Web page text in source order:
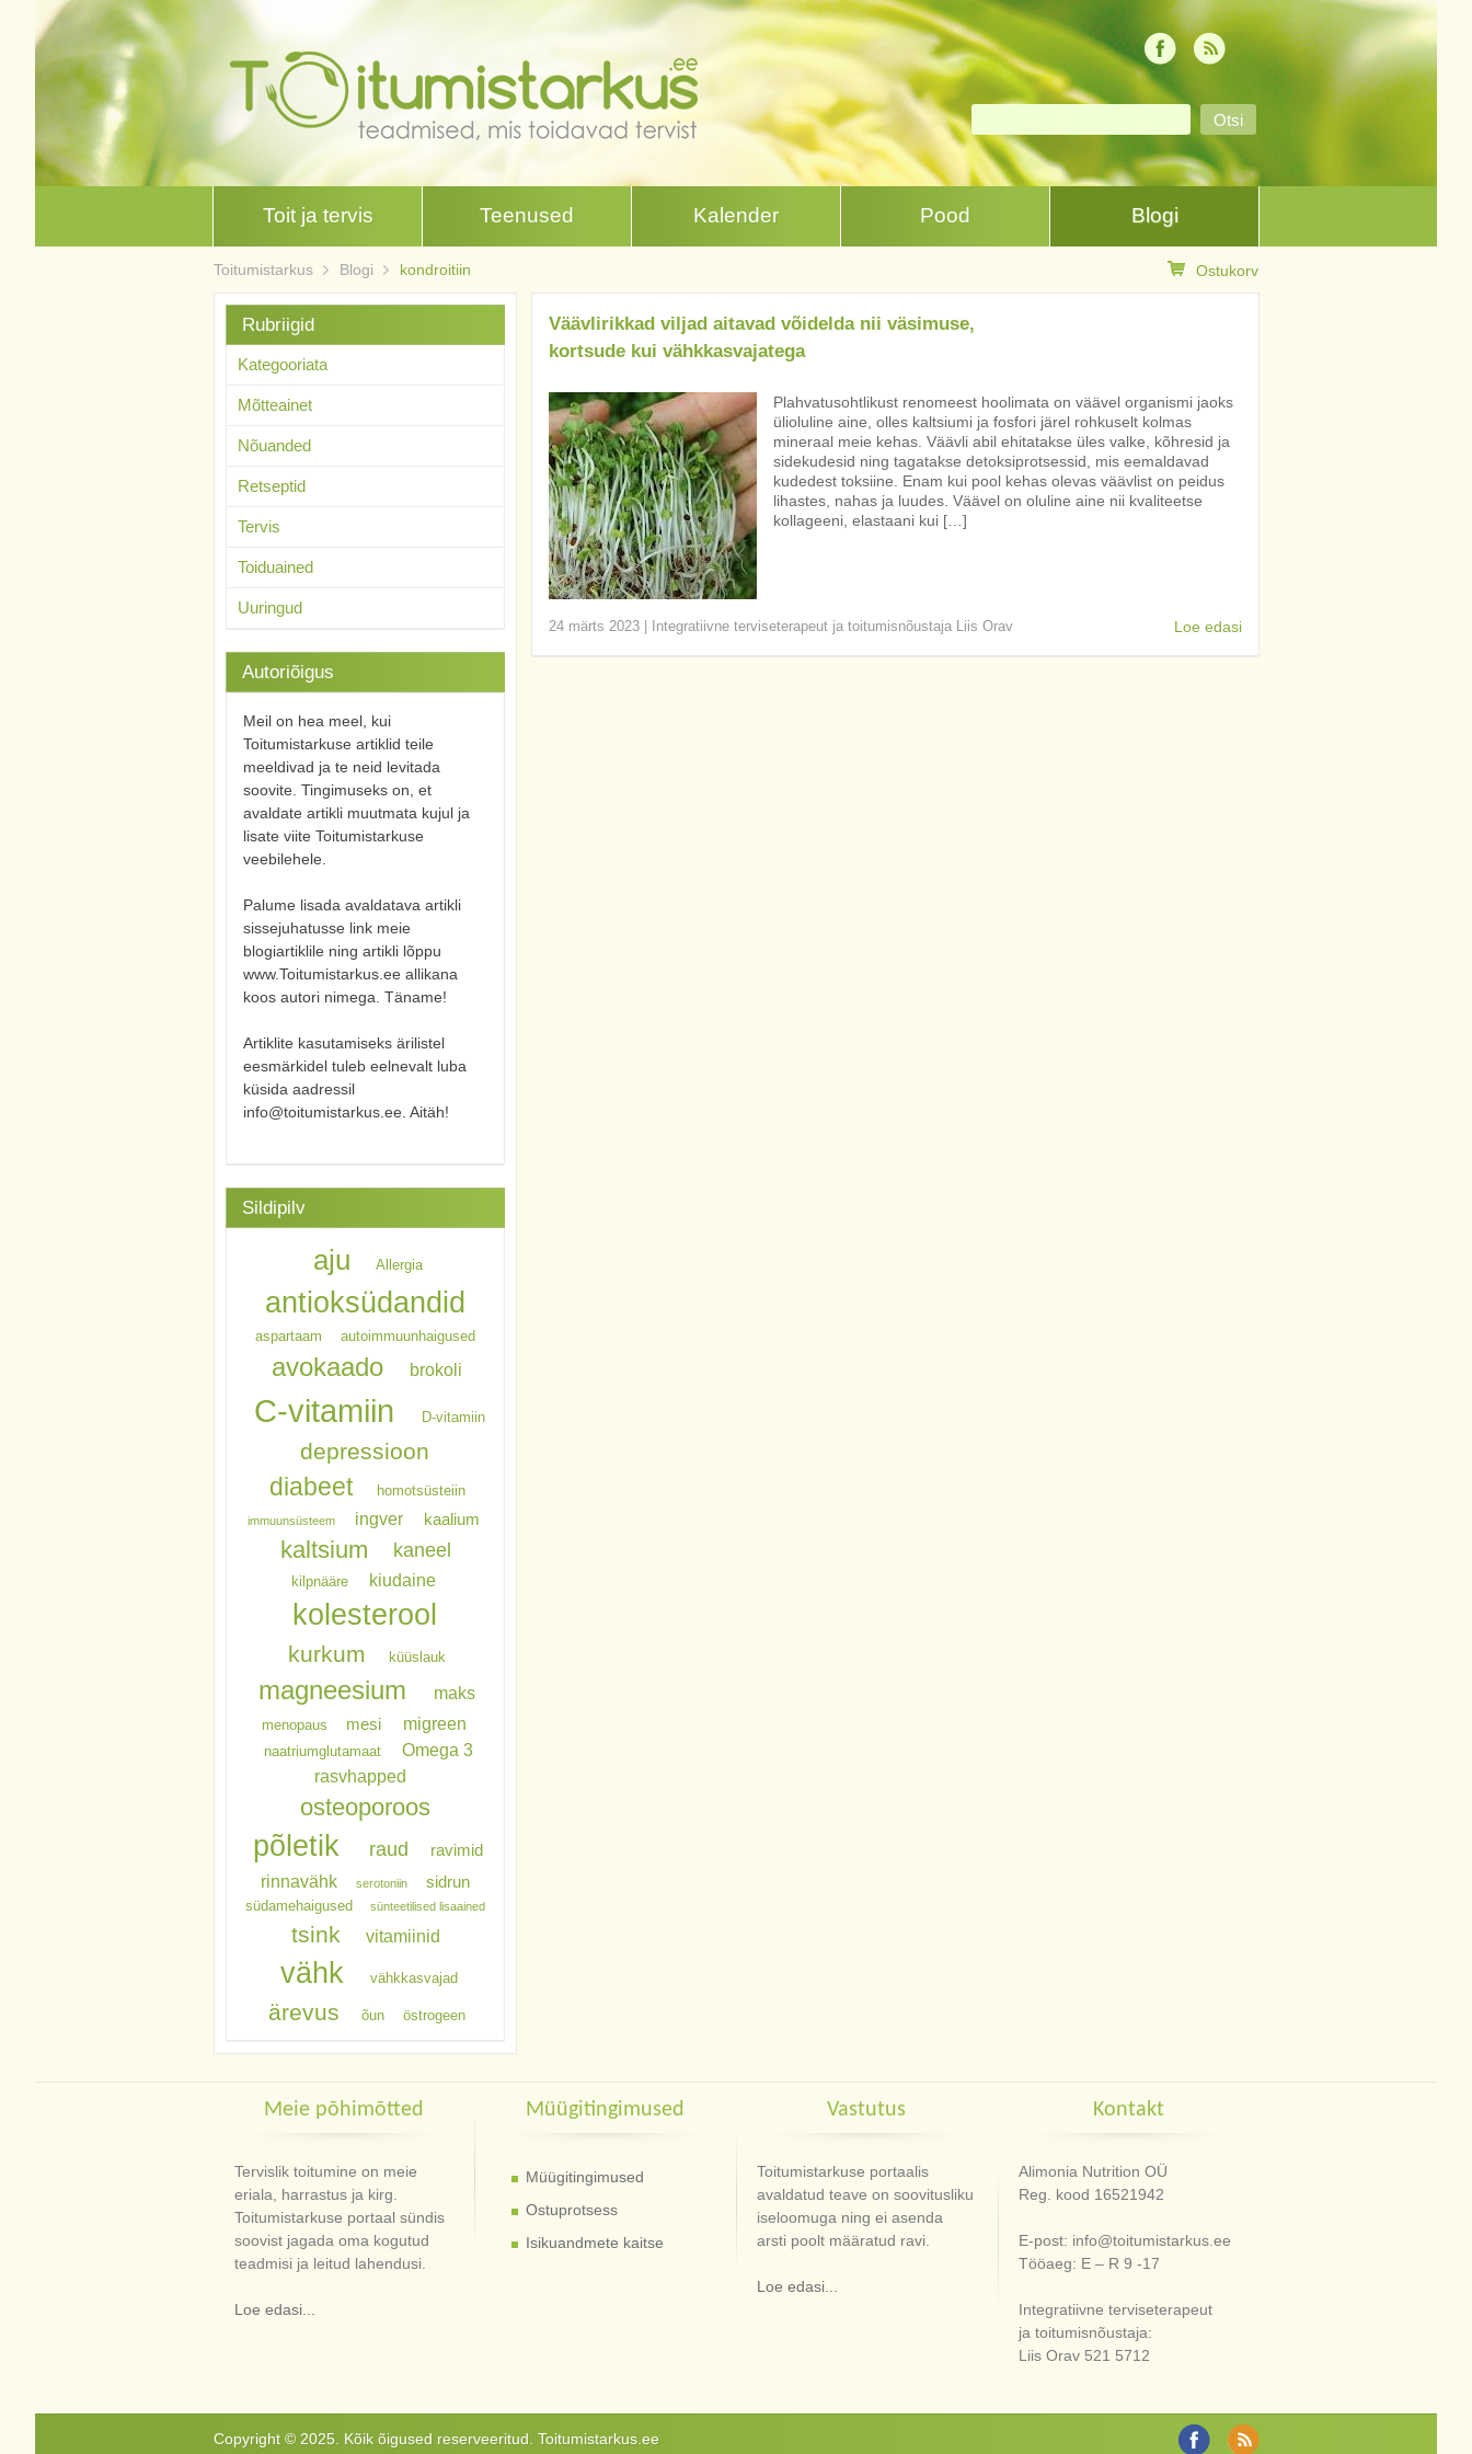
Toit ja tervis Teenused Kalender Pood Blogi
Toitumistarkus Blogi kondroitiin Ostukorv
Väävlirikkad viljad aitavad võidelda nii väsimuse,
kortsude kui vähkkasvajatega
Plahvatusohtlikust renomeest hoolimata on väävel organismi jaoks
ülioluline aine, olles kaltsiumi ja fosfori järel rohkuselt kolmas
mineraal meie kehas. Väävli abil ehitatakse üles valke, kõhresid ja
sidekudesid ning tagatakse detoksiprotsessid, mis eemaldavad
kudedest toksiine. Enam kui pool kehas olevas väävlist on peidus
lihastes, nahas ja luudes. Väävel on oluline aine nii kvaliteetse
kollageeni, elastaani kui […]
24 märts 2023| Integratiivne terviseterapeut ja toitumisnõustaja Liis Orav Loe edasi
Rubriigid
Kategooriata
Mõtteainet
Nõuanded
Retseptid
Tervis
Toiduained
Uuringud
Autoriõigus
Meil on hea meel, kui
Toitumistarkuse artiklid teile
meeldivad ja te neid levitada
soovite. Tingimuseks on, et
avaldate artikli muutmata kujul ja
lisate viite Toitumistarkuse
veebilehele.
Palume lisada avaldatava artikli
sissejuhatusse link meie
blogiartiklile ning artikli lõppu
www.Toitumistarkus.ee allikana
koos autori nimega. Täname!
Artiklite kasutamiseks ärilistel
eesmärkidel tuleb eelnevalt luba
küsida aadressil
info@toitumistarkus.ee. Aitäh!
Sildipilv
aju Allergia
antioksüdandid
aspartaam autoimmuunhaigused
avokaado brokoli
C-vitamiin D-vitamiin
depressioon
diabeet homotsüsteiin
immuunsüsteem ingver kaalium
kaltsium kaneel
kilpnääre kiudaine
kolesterool
kurkum küüslauk
magneesium maks
menopaus mesi migreen
naatriumglutamaat
Omega 3
rasvhapped
osteoporoos
põletik raud ravimid
rinnavähk serotoniin sidrun
südamehaigused sünteetilised lisaained
tsink vitamiinid
vähk vähkkasvajad
ärevus õun östrogeen
Meie põhimõtted
Tervislik toitumine on meie
eriala, harrastus ja kirg.
Toitumistarkuse portaal sündis
soovist jagada oma kogutud
teadmisi ja leitud lahendusi.
Loe edasi...
Müügitingimused
Müügitingimused
Ostuprotsess
Isikuandmete kaitse
Vastutus
Toitumistarkuse portaalis
avaldatud teave on soovitusliku
iseloomuga ning ei asenda
arsti poolt määratud ravi.
Loe edasi...
Kontakt
Alimonia Nutrition OÜ
Reg. kood 16521942
E-post: info@toitumistarkus.ee
Tööaeg: E – R 9 -17
Integratiivne terviseterapeut
ja toitumisnõustaja:
Liis Orav 521 5712
Copyright © 2025. Kõik õigused reserveeritud. Toitumistarkus.ee